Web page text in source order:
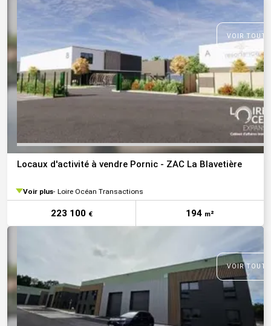
VOIR
Locaux d'activité à vendre Pornic - ZAC La Blavetière
Voir plus Loire Océan Transactions
223 100 € 194 m²
VOIR